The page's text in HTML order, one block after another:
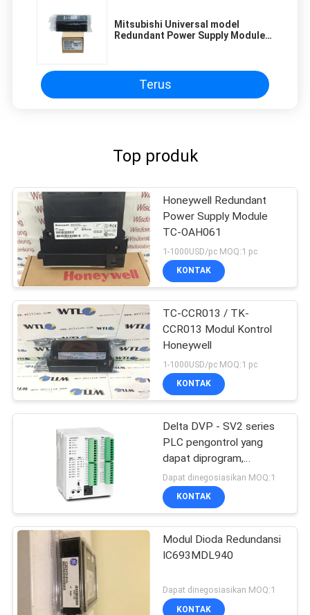
Mitsubishi Universal model
Redundant Power Supply Module
Terus
Top produk
Honeywell Redundant
Power Supply Module
TC-OAH061
1-1000USD/pc MOQ:1 pc
KONTAK
TC-CCR013 / TK-
CCR013 Modul Kontrol
Honeywell
1-1000USD/pc MOQ:1 pc
KONTAK
Delta DVP - SV2 series
PLC pengontrol yang
dapat diprogram,
Pengontrol Logika
DVP28SV
Dapat dinegosiasikan MOQ:1
KONTAK
Modul Dioda Redundansi
IC693MDL940
Dapat dinegosiasikan MOQ:1
KONTAK